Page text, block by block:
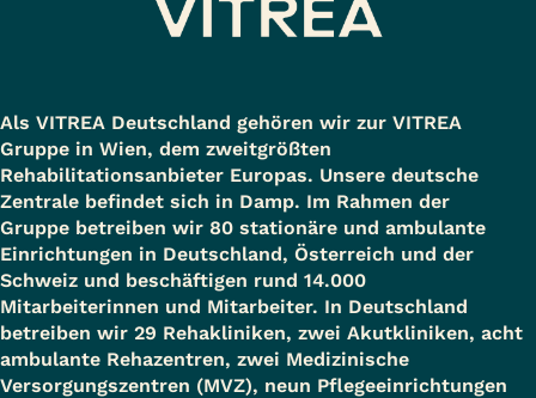
Als VITREA Deutschland gehören wir zur VITREA
Gruppe in Wien, dem zweitgrößten
Rehabilitationsanbieter Europas. Unsere deutsche
Zentrale befindet sich in Damp. Im Rahmen der
Gruppe betreiben wir 80 stationäre und ambulante
Einrichtungen in Deutschland, Österreich und der
Schweiz und beschäftigen rund 14.000
Mitarbeiterinnen und Mitarbeiter. In Deutschland
betreiben wir 29 Rehakliniken, zwei Akutkliniken, acht
ambulante Rehazentren, zwei Medizinische
Versorgungszentren (MVZ), neun Pflegeeinrichtungen